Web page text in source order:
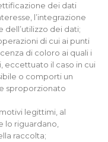
dei dati
l’integrazione
dei dati;
di cui ai punti
di coloro ai quali i
eccettuato il caso in cui
o comporti un
sproporzionato
legittimi, al
lo riguardano,
raccolta;